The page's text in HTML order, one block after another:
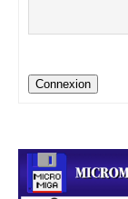
Connexion